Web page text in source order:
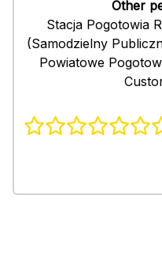
Other
Stacja Pogotowia
(Samodzielny
Powiatowe